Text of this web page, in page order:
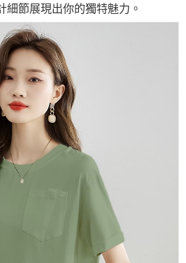
細節展現出你的獨特魅力。